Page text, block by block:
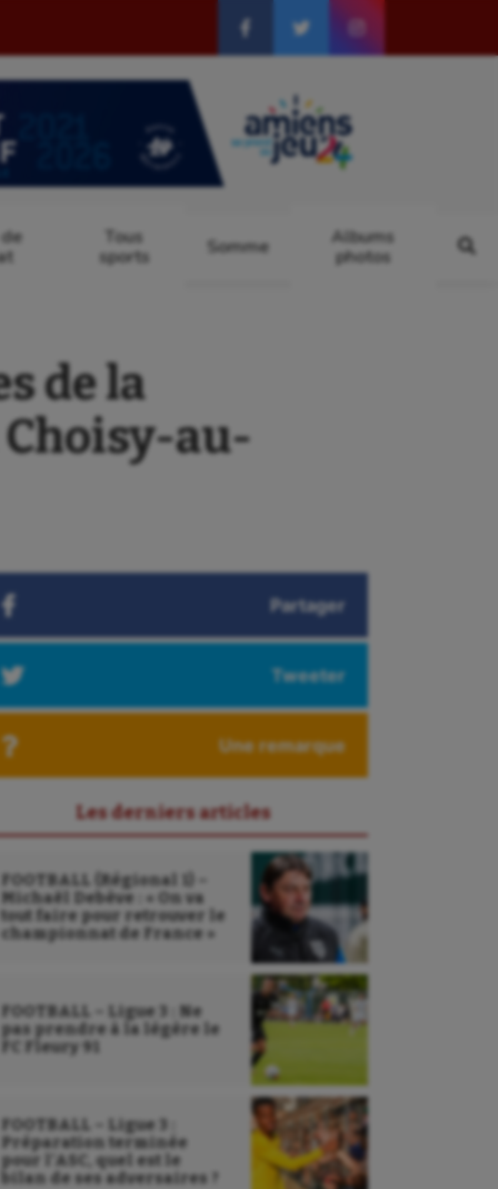
Tous
sports
Somme
Albums
photos
de la
Choisy-au-
Partager
Tweeter
Une remarque
Les derniers articles
FOOTBALL (Régional 1) –
Michaël Debève : « On va
tout faire pour retrouver le
championnat de France »
FOOTBALL – Ligue 3 : Ne
pas prendre à la légère le
FC Fleury 91
FOOTBALL – Ligue 3 :
Préparation terminée
pour l’ASC, quel est le
bilan de ses adversaires ?